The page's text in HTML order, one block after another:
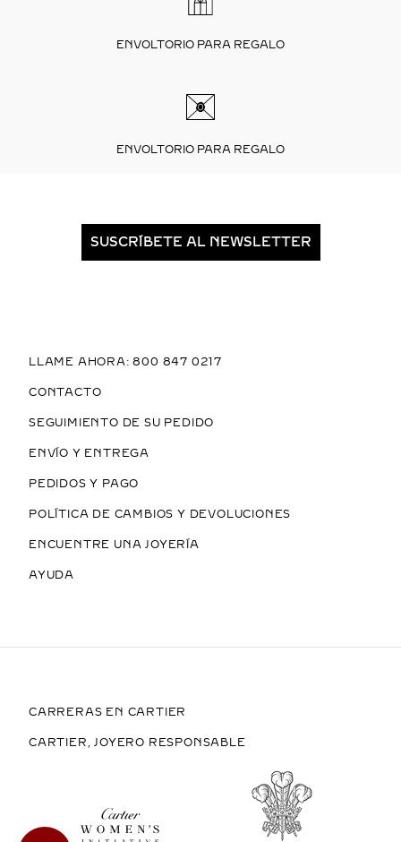
ENVOLTORIO PARA REGALO
ENVOLTORIO PARA REGALO
SUSCRÍBETE AL NEWSLETTER
LLAME AHORA: 800 847 0217
CONTACTO
SEGUIMIENTO DE SU PEDIDO
ENVÍO Y ENTREGA
PEDIDOS Y PAGO
POLÍTICA DE CAMBIOS Y DEVOLUCIONES
ENCUENTRE UNA JOYERÍA
AYUDA
CARRERAS EN CARTIER
CARTIER, JOYERO RESPONSABLE